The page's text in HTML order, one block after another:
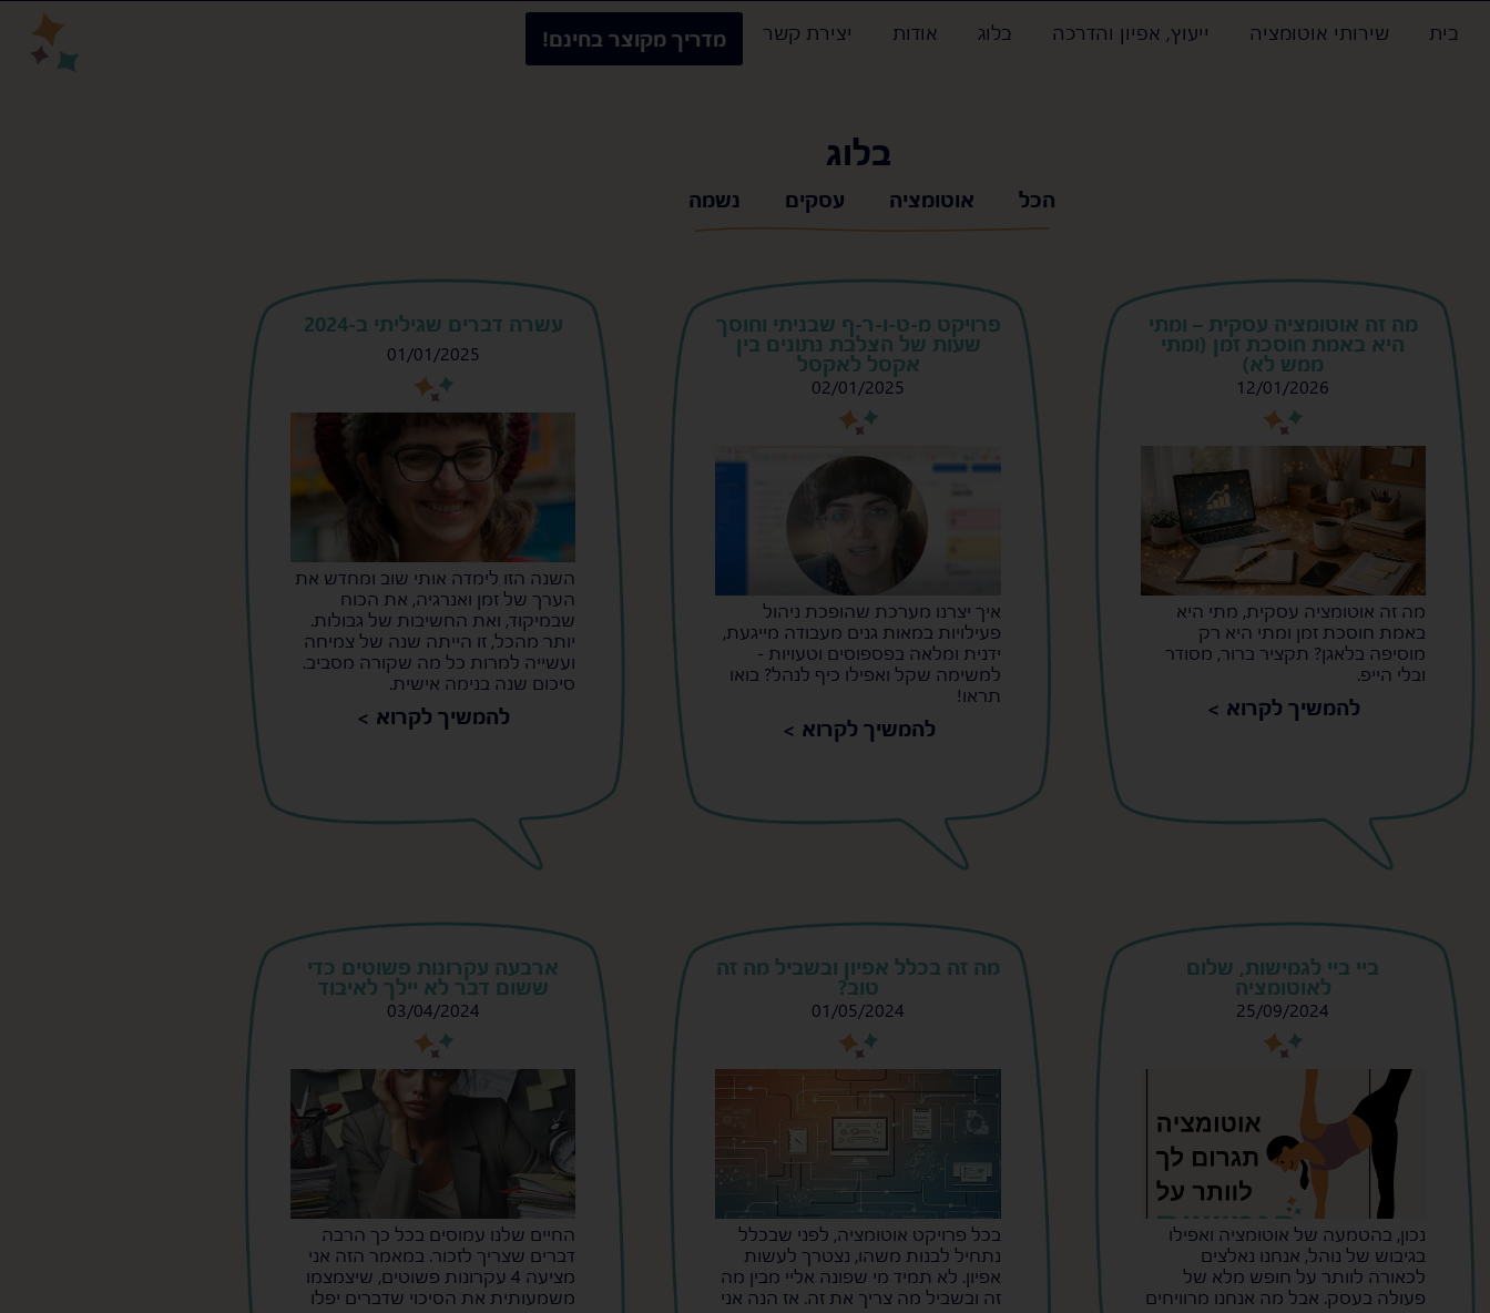
בית שירותי אוטומציה ייעוץ, אפיון והדרכה בלוג אודות יצירת קשר מדריך מקוצר בחינם!
בלוג
הכל אוטומציה עסקים נשמה
מה זה אוטומציה עסקית – ומתי
היא באמת חוסכת זמן (ומתי
ממש לא)
12/01/2026
s
s
מה זה אוטומציה עסקית, מתי היא
באמת חוסכת זמן ומתי היא רק
מוסיפה בלאגן? תקציר ברור, מסודר
ובלי הייפ.
להמשיך לקרוא >
פרויקט מ-ט-ו-ר-ף שבניתי וחוסך
שעות של הצלבת נתונים בין
אקסל לאקסל
02/01/2025
s
s
איך יצרנו מערכת שהופכת ניהול
פעילויות במאות גנים מעבודה מייגעת,
ידנית ומלאה בפספוסים וטעויות -
למשימה שקל ואפילו כיף לנהל? בואו
תראו!
להמשיך לקרוא >
עשרה דברים שגיליתי ב-2024
01/01/2025
s
s
השנה הזו לימדה אותי שוב ומחדש את
הערך של זמן ואנרגיה, את הכוח
שבמיקוד, ואת החשיבות של גבולות.
יותר מהכל, זו הייתה שנה של צמיחה
ועשייה למרות כל מה שקורה מסביב.
סיכום שנה בנימה אישית.
להמשיך לקרוא >
ביי ביי לגמישות, שלום
לאוטומציה
25/09/2024
s
s
נכון, בהטמעה של אוטומציה ואפילו
בגיבוש של נוהל, אנחנו נאלצים
לכאורה לוותר על חופש מלא של
פעולה בעסק. אבל מה אנחנו מרוויחים
מה זה בכלל אפיון ובשביל מה זה
טוב?
01/05/2024
s
s
בכל פרויקט אוטומציה, לפני שבכלל
נתחיל לבנות משהו, נצטרך לעשות
אפיון. לא תמיד מי שפונה אליי מבין מה
זה ובשביל מה צריך את זה. אז הנה אני
ארבעה עקרונות פשוטים כדי
ששום דבר לא יילך לאיבוד
03/04/2024
s
s
החיים שלנו עמוסים בכל כך הרבה
דברים שצריך לזכור. במאמר הזה אני
מציעה 4 עקרונות פשוטים, שיצמצמו
משמעותית את הסיכוי שדברים יפלו